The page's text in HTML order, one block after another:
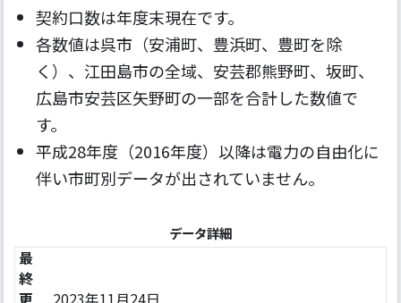
契約口数は年度末現在です。
各数値は呉市（安浦町、豊浜町、豊町を除
く）、江田島市の全域、安芸郡熊野町、坂町、
広島市安芸区矢野町の一部を合計した数値で
す。
平成28年度（2016年度）以降は電力の自由化に
伴い市町別データが出されていません。
データ詳細
最
終